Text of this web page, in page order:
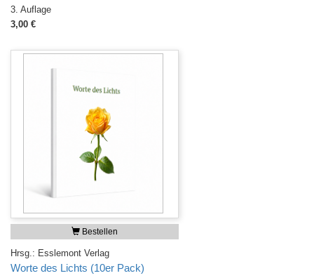
3. Auflage
3,00 €
Bestellen
Hrsg.: Esslemont Verlag
Worte des Lichts (10er Pack)